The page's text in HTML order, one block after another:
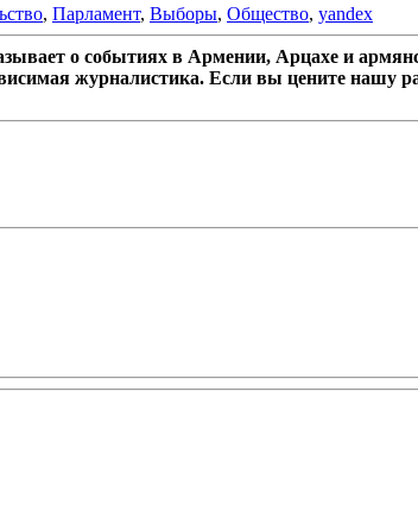
, Парламент, Выборы, Общество, yandex
о событиях в Армении, Арцахе и
журналистика. Если вы цените нашу